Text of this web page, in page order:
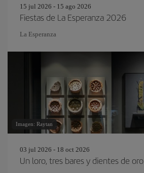
15 jul 2026 - 15 ago 2026
Fiestas de La Esperanza 2026
La Esperanza
Imagen: Raytan
03 jul 2026 - 18 oct 2026
Un loro, tres bares y dientes de oro